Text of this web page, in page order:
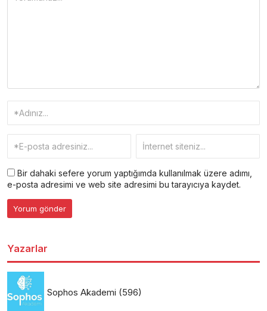
Bir dahaki sefere yorum yaptığımda kullanılmak üzere adımı,
e-posta adresimi ve web site adresimi bu tarayıcıya kaydet.
Yazarlar
Sophos Akademi (596)